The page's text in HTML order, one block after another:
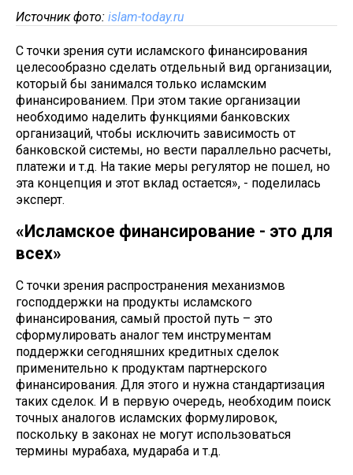
Источник фото: islam-today.ru
С точки зрения сути исламского финансирования
целесообразно сделать отдельный вид организации,
который бы занимался только исламским
финансированием. При этом такие организации
необходимо наделить функциями банковских
организаций, чтобы исключить зависимость от
банковской системы, но вести параллельно расчеты,
платежи и т.д. На такие меры регулятор не пошел, но
эта концепция и этот вклад остается», - поделилась
эксперт.
«Исламское финансирование - это для
всех»
С точки зрения распространения механизмов
господдержки на продукты исламского
финансирования, самый простой путь – это
сформулировать аналог тем инструментам
поддержки сегодняшних кредитных сделок
применительно к продуктам партнерского
финансирования. Для этого и нужна стандартизация
таких сделок. И в первую очередь, необходим поиск
точных аналогов исламских формулировок,
поскольку в законах не могут использоваться
термины мурабаха, мудараба и т.д.